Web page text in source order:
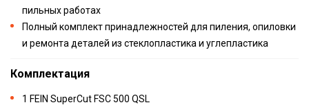
пильных работах
Полный комплект принадлежностей для пиления, опиловки
и ремонта деталей из стеклопластика и углепластика
Комплектация
1 FEIN SuperCut FSC 500 QSL